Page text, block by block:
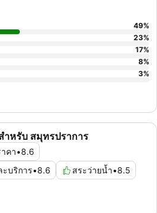
ำหรับ สมุทรปราการ
คา•8.6
บริการ•8.6 สระว่ายน้ำ•8.5
49%
23%
17%
8%
3%